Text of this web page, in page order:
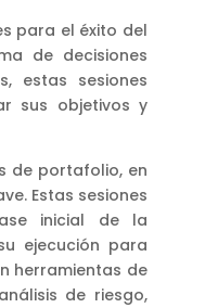
para el éxito del
de decisiones
estas sesiones
sus objetivos y
de portafolio, en
Estas sesiones
inicial de la
ejecución para
herramientas de
de riesgo,